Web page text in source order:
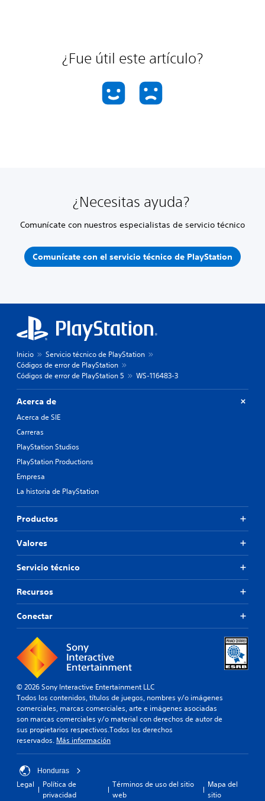
¿Fue útil este artículo?
¿Necesitas ayuda?
Comunícate con nuestros especialistas de servicio técnico
Comunícate con el servicio técnico de PlayStation
Inicio
Servicio técnico de PlayStation
Códigos de error de PlayStation
Códigos de error de PlayStation 5
WS-116483-3
Acerca de
Acerca de SIE
Carreras
PlayStation Studios
PlayStation Productions
Empresa
La historia de PlayStation
Productos
Valores
Servicio técnico
Recursos
Conectar
© 2026 Sony Interactive Entertainment LLC
Todos los contenidos, títulos de juegos, nombres y/o imágenes
comerciales, marcas comerciales, arte e imágenes asociadas
son marcas comerciales y/o material con derechos de autor de
sus propietarios respectivos.Todos los derechos
reservados. Más información
Honduras
Legal
Política de
privacidad
Términos de uso del sitio
web
Mapa del
sitio